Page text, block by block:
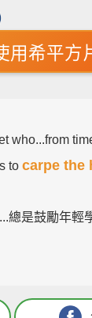
用希平方
who...from
tocarpe the
總是鼓勵年輕